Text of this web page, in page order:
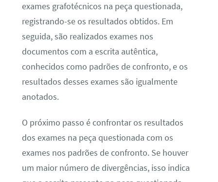
exames grafotécnicos na peça questionada,
registrando-se os resultados obtidos. Em
seguida, são realizados exames nos
documentos com a escrita autêntica,
conhecidos como padrões de confronto, e os
resultados desses exames são igualmente
anotados.
O próximo passo é confrontar os resultados
dos exames na peça questionada com os
exames nos padrões de confronto. Se houver
um maior número de divergências, isso indica